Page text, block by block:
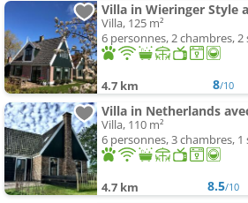
Villa in Wieringer Style
Villa, 125 m²
6 personnes, 2 chambres, 2
4.7 km 8/10
Villa in Netherlands
Villa, 110 m²
6 personnes, 3 chambres, 1
4.7 km 8.5/10